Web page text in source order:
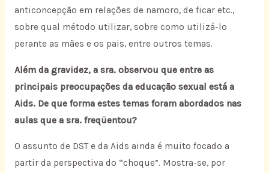
anticoncepção em relações de namoro, de ficar etc.,
sobre qual método utilizar, sobre como utilizá-lo
perante as mães e os pais, entre outros temas.
Além da gravidez, a sra. observou que entre as
principais preocupações da educação sexual está a
Aids. De que forma estes temas foram abordados nas
aulas que a sra. freqüentou?
O assunto de DST e da Aids ainda é muito focado a
partir da perspectiva do “choque”. Mostra-se, por